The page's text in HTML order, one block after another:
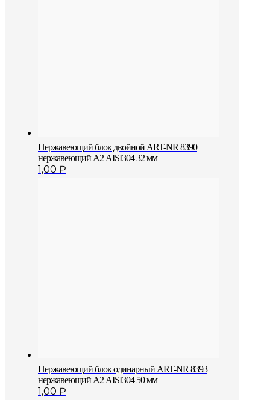
Нержавеющий блок двойной АRT-NR 8390
нержавеющий А2 AISI304 32 мм
1,00 ₽
Нержавеющий блок одинарный АRT-NR 8393
нержавеющий А2 AISI304 50 мм
1,00 ₽